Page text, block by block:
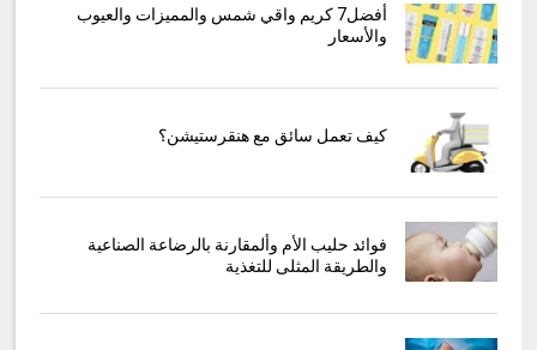
أفضل7 كريم واقي شمس والمميزات والعيوب
والأسعار
كيف تعمل سائق مع هنقرستيشن؟
فوائد حليب الأم وألمقارنة بالرضاعة الصناعية
والطريقة المثلى للتغذية